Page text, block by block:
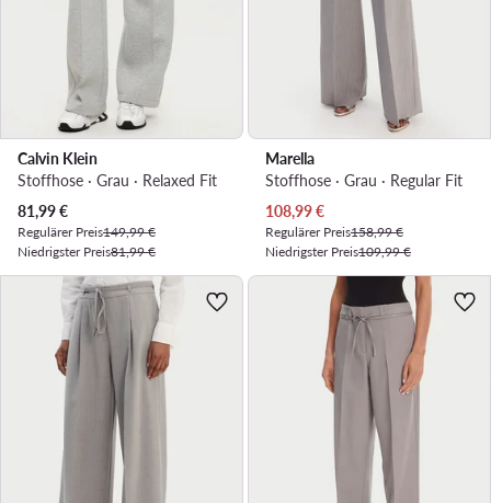
Calvin Klein
Stoffhose · Grau · Relaxed Fit
Aktueller Preis
81,99€
Regulärer Preis149,99 €
Niedrigster Preis81,99 €
Marella
Stoffhose · Grau · Regular Fit
Aktueller Preis
108,99€
Regulärer Preis158,99 €
Niedrigster Preis109,99 €